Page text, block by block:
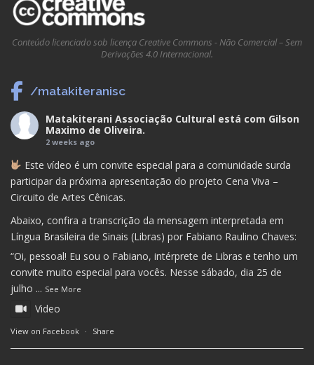
Conteúdo licenciado sob licença Creative Commons - Não Comercial – Sem
Derivações 4.0 Internacional.
/matakiteranisc
Matakiterani Associação Cultural está com Gilson
Maximo de Oliveira.
2 weeks ago
Este vídeo é um convite especial para a comunidade surda
participar da próxima apresentação do projeto Cena Viva –
Circuito de Artes Cênicas.
Abaixo, confira a transcrição da mensagem interpretada em
Língua Brasileira de Sinais (Libras) por Fabiano Raulino Chaves:
“Oi, pessoal! Eu sou o Fabiano, intérprete de Libras e tenho um
convite muito especial para vocês. Nesse sábado, dia 25 de
julho ... See More
Video
View on Facebook · Share